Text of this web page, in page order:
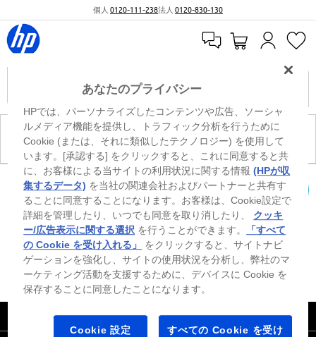
個人 0120-111-238法人 0120-830-130
現在、このカテゴリには商品がありません。
カートを確認
※ Windowsのすべてのエディションまたはバージョンで、すべての機能を使用でき
るわけではありません。Windowsの機能を最大限に活用するには、システムのハ
ードウェア、ドライバー、ソフトウェアのアップグレードおよび/または別途購
入、あるいはBIOSのアップデートが必要になる場合があります。Windowsは自動
的にアップデートされ、有効になります。高速インターネットとMicrosoftアカウ
ントが必要になります。ISPの料金が適用され、今後アップデートの際に要件が追
加される場合があります。http://www.windows.com 外部リンクアイコンをご覧く
ださい。
｜United States HP.com
あなたのプライバシー
HPでは、パーソナライズしたコンテンツや広告、ソーシャ
ルメディア機能を提供し、トラフィック分析を行うために
Cookie (または、それに類似したテクノロジー) を使用して
います。[承認する] をクリックすると、これに同意すると共
に、お客様による当サイトの利用状況に関する情報(HPが収
集するデータ) を当社の関連会社およびパートナーと共有す
ることに同意することになります。お客様は、Cookie設定で
詳細を管理したり、いつでも同意を取り消したり、 クッキ
ー/広告表示に関する選択 を行うことができます。
「すべて
の Cookie を受け入れる」
をクリックすると、サイトナビ
ゲーションを強化し、サイトの使用状況を分析し、弊社のマ
ーケティング活動を支援するために、デバイスに Cookie を
保存することに同意したことになります。
Cookie 設定
すべての Cookie を受け